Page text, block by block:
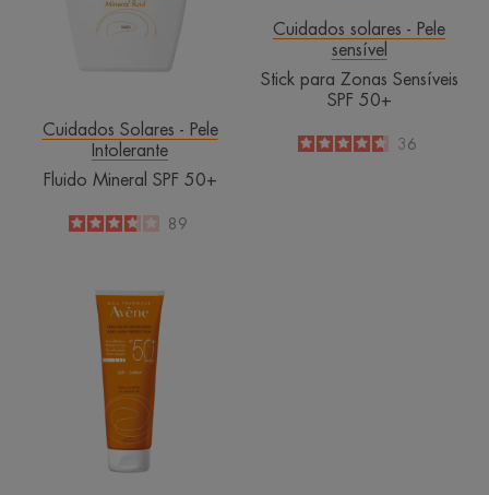
Cuidados Solares - Pele
Intolerante
Fluido Mineral SPF 50+
3.7
/
5
89
Cuidados solares - Pele
sensível
Stick para Zonas Sensíveis
SPF 50+
4.7
/
5
36
SPF
50+